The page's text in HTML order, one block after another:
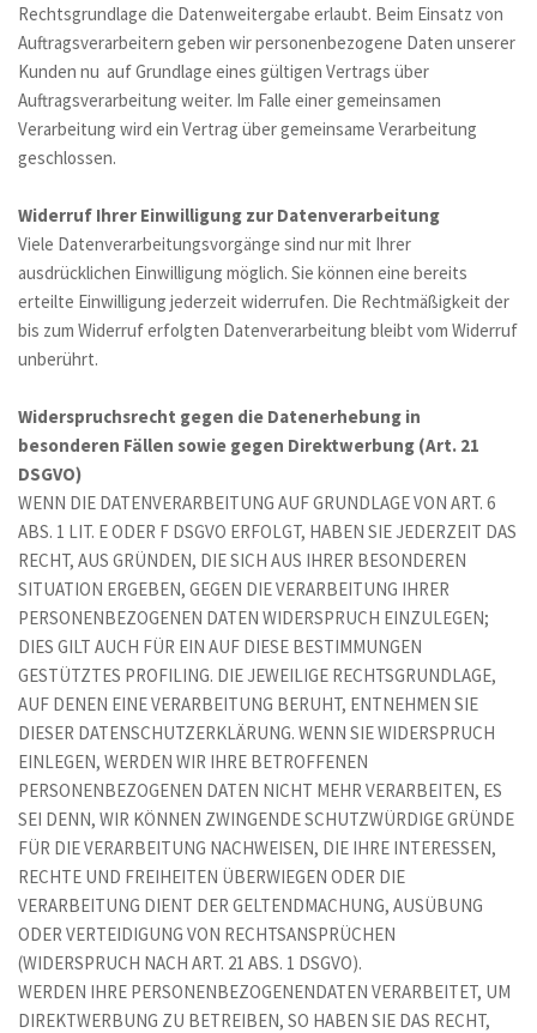
Rechtsgrundlage die Datenweitergabe erlaubt. Beim Einsatz von
Auftragsverarbeitern geben wir personenbezogene Daten unserer
Kunden nu  auf Grundlage eines gültigen Vertrags über
Auftragsverarbeitung weiter. Im Falle einer gemeinsamen
Verarbeitung wird ein Vertrag über gemeinsame Verarbeitung
geschlossen.
Widerruf Ihrer Einwilligung zur Datenverarbeitung
Viele Datenverarbeitungsvorgänge sind nur mit Ihrer
ausdrücklichen Einwilligung möglich. Sie können eine bereits
erteilte Einwilligung jederzeit widerrufen. Die Rechtmäßigkeit der
bis zum Widerruf erfolgten Datenverarbeitung bleibt vom Widerruf
unberührt.
Widerspruchsrecht gegen die Datenerhebung in
besonderen Fällen sowie gegen Direktwerbung (Art. 21
DSGVO)
WENN DIE DATENVERARBEITUNG AUF GRUNDLAGE VON ART. 6
ABS. 1 LIT. E ODER F DSGVO ERFOLGT, HABEN SIE JEDERZEIT DAS
RECHT, AUS GRÜNDEN, DIE SICH AUS IHRER BESONDEREN
SITUATION ERGEBEN, GEGEN DIE VERARBEITUNG IHRER
PERSONENBEZOGENEN DATEN WIDERSPRUCH EINZULEGEN;
DIES GILT AUCH FÜR EIN AUF DIESE BESTIMMUNGEN
GESTÜTZTES PROFILING. DIE JEWEILIGE RECHTSGRUNDLAGE,
AUF DENEN EINE VERARBEITUNG BERUHT, ENTNEHMEN SIE
DIESER DATENSCHUTZERKLÄRUNG. WENN SIE WIDERSPRUCH
EINLEGEN, WERDEN WIR IHRE BETROFFENEN
PERSONENBEZOGENEN DATEN NICHT MEHR VERARBEITEN, ES
SEI DENN, WIR KÖNNEN ZWINGENDE SCHUTZWÜRDIGE GRÜNDE
FÜR DIE VERARBEITUNG NACHWEISEN, DIE IHRE INTERESSEN,
RECHTE UND FREIHEITEN ÜBERWIEGEN ODER DIE
VERARBEITUNG DIENT DER GELTENDMACHUNG, AUSÜBUNG
ODER VERTEIDIGUNG VON RECHTSANSPRÜCHEN
(WIDERSPRUCH NACH ART. 21 ABS. 1 DSGVO).
WERDEN IHRE PERSONENBEZOGENENDATEN VERARBEITET, UM
DIREKTWERBUNG ZU BETREIBEN, SO HABEN SIE DAS RECHT,